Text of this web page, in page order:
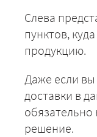
Слева
пунктов,
продукцию.
Даже если
доставки в
решение.